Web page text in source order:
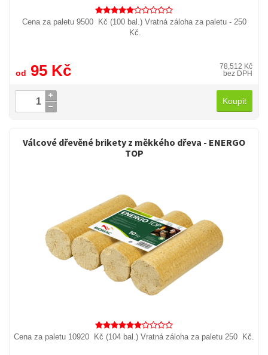
Cena za paletu 9500 Kč (100 bal.) Vratná záloha za paletu - 250
Kč.
od 95 Kč
78,512 Kč
bez DPH
Koupit
Válcové dřevěné brikety z měkkého dřeva - ENERGO
TOP
Cena za paletu 10920 Kč (104 bal.) Vratná záloha za paletu 250 Kč.